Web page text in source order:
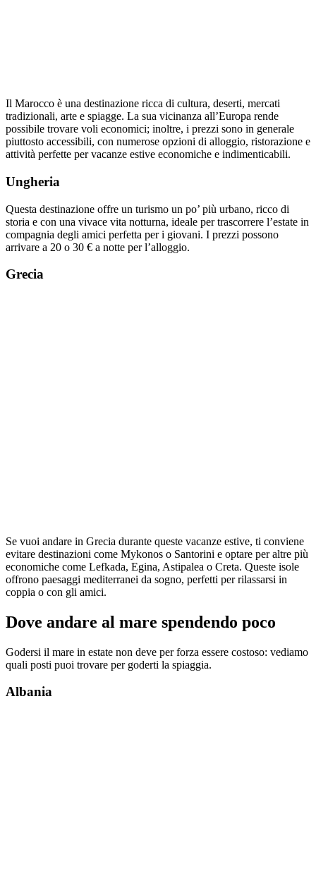
Il Marocco è una destinazione ricca di cultura, deserti, mercati
tradizionali, arte e spiagge. La sua vicinanza all’Europa rende
possibile trovare voli economici; inoltre, i prezzi sono in generale
piuttosto accessibili, con numerose opzioni di alloggio, ristorazione e
attività perfette per vacanze estive economiche e indimenticabili.
Ungheria
Questa destinazione offre un turismo un po’ più urbano, ricco di
storia e con una vivace vita notturna, ideale per trascorrere l’estate in
compagnia degli amici perfetta per i giovani. I prezzi possono
arrivare a 20 o 30 € a notte per l’alloggio.
Grecia
Se vuoi andare in Grecia durante queste vacanze estive, ti conviene
evitare destinazioni come Mykonos o Santorini e optare per altre più
economiche come Lefkada, Egina, Astipalea o Creta. Queste isole
offrono paesaggi mediterranei da sogno, perfetti per rilassarsi in
coppia o con gli amici.
Dove andare al mare spendendo poco
Godersi il mare in estate non deve per forza essere costoso: vediamo
quali posti puoi trovare per goderti la spiaggia.
Albania